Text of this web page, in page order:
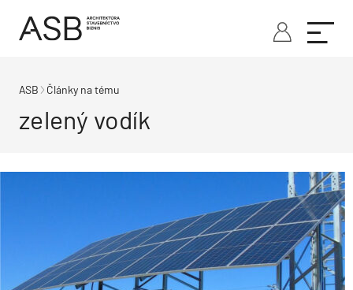
ASB Články na tému
zelený vodík